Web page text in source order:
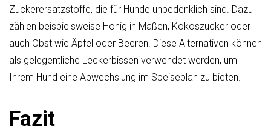
Zuckerersatzstoffe, die für Hunde unbedenklich sind. Dazu
zählen beispielsweise Honig in Maßen, Kokoszucker oder
auch Obst wie Äpfel oder Beeren. Diese Alternativen können
als gelegentliche Leckerbissen verwendet werden, um
Ihrem Hund eine Abwechslung im Speiseplan zu bieten.
Fazit